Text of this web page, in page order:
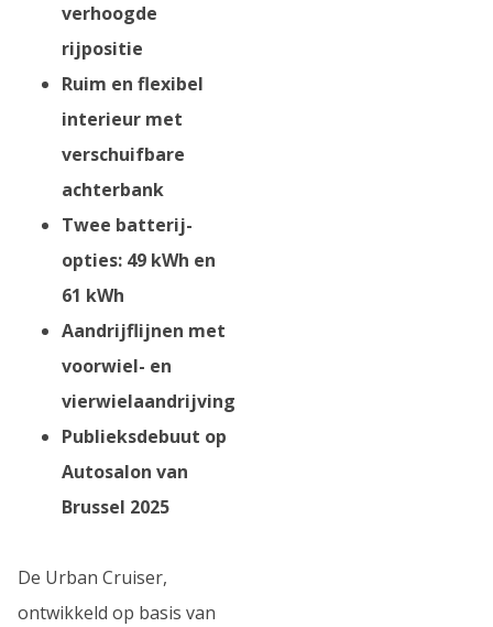
verhoogde
rijpositie
Ruim en flexibel
interieur met
verschuifbare
achterbank
Twee batterij-
opties: 49 kWh en
61 kWh
Aandrijflijnen met
voorwiel- en
vierwielaandrijving
Publieksdebuut op
Autosalon van
Brussel 2025
De Urban Cruiser,
ontwikkeld op basis van